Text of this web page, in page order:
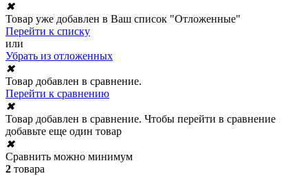
✖
Товар уже добавлен в Ваш список "Отложенные"
Перейти к списку
или
Убрать из отложенных
✖
Товар добавлен в сравнение.
Перейти к сравнению
✖
Товар добавлен в сравнение. Чтобы перейти в сравнение
добавьте еще один товар
✖
Сравнить можно минимум
2 товара